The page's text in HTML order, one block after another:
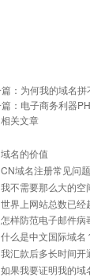
： 为何我的域名拼
： 电子商务利器
关文章
域名的价值
CN域名注册常见问
我不需要那么大的空
世界上网站总数已经
怎样防范电子邮件病
什么是中文国际域名
我汇款后多长时间开
如果我要证明我的域